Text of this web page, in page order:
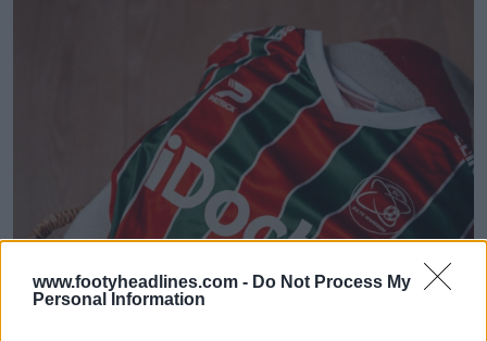
www.footyheadlines.com - Do Not Process My
Personal Information